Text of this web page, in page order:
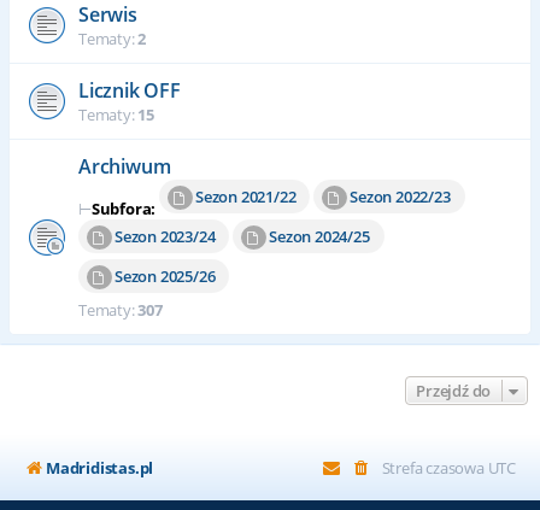
Serwis
Tematy:2
Licznik OFF
Tematy:15
Archiwum
⊢Subfora:
Sezon 2021/22
Sezon 2022/23
Sezon 2023/24
Sezon 2024/25
Sezon 2025/26
Tematy:307
Przejdź do
Madridistas.pl Strefa czasowa UTC